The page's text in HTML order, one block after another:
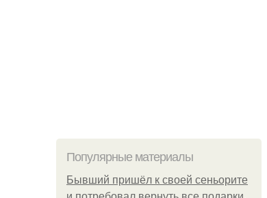
Популярные материалы
Бывший пришёл к своей сеньорите